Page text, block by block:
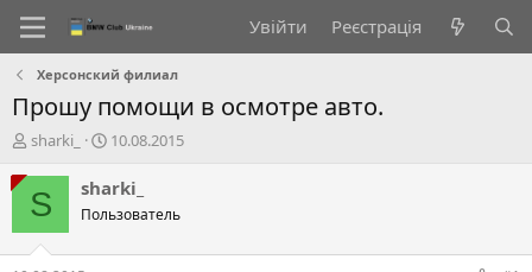
Увійти Реєстрація
Херсонский филиал
Прошу помощи в осмотре авто.
А
т
о
т
е
sharki_
Д
т
с
10.08.2015
S sharki_
Пользователь